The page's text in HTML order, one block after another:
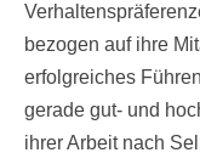
bezogen auf ihre
erfolgreiches
gerade gut- und
ihrer Arbeit nach